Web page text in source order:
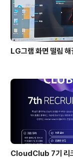
LG그램 화면 떨림 해
CloudClub 7기 리